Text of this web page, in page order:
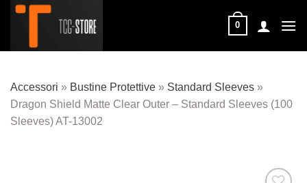
Salta
0
Accessori » Bustine Protettive » Standard Sleeves »
Dragon Shield Matte Clear Outer – Standard Sleeves (100
Sleeves) AT-13002